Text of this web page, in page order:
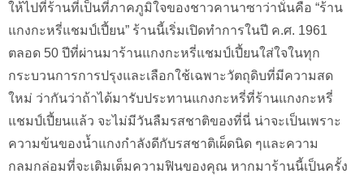
ให้ไปที่ร้านที่เป็นที่ภาคภูมิใจของชาวคานาซาว่านั่นคือ “ร้าน
แกงกะหรี่แชมป์เปี้ยน” ร้านนี้เริ่มเปิดทำการในปี ค.ศ. 1961
ตลอด 50 ปีที่ผ่านมาร้านแกงกะหรี่แชมป์เปี้ยนใส่ใจในทุก
กระบวนการการปรุงและเลือกใช้เฉพาะวัตถุดิบที่มีความสด
ใหม่ ว่ากันว่าถ้าได้มารับประทานแกงกะหรี่ที่ร้านแกงกะหรี่
แชมป์เปี้ยนแล้ว จะไม่มีวันลืมรสชาติของที่นี่ น่าจะเป็นเพราะ
ความข้นของน้ำแกงกำลังดีกับรสชาติเผ็ดนิด ๆและความ
กลมกล่อมที่จะเติมเต็มความฟินของคุณ หากมาร้านนี้เป็นครั้ง